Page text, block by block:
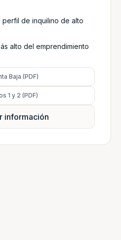
perfil de inquilino de alto
alto del emprendimiento
Baja (PDF)
1 y 2 (PDF)
información